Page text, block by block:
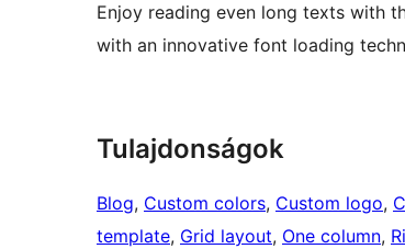
Enjoy reading even long texts with
with an innovative font loading
Tulajdonságok
Blog, Custom colors, Custom logo,
template, Grid layout, One column,